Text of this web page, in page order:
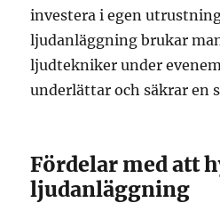
investera i egen
ljudanläggning brukar
ljudtekniker under
underlättar och säkrar en
Fördelar med att
ljudanläggning